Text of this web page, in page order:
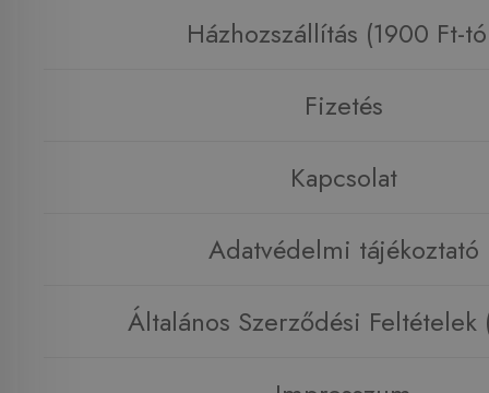
Házhozszállítás (1900 Ft-
Fizetés
Kapcsolat
Adatvédelmi tájékoztató
Általános Szerződési Feltételek